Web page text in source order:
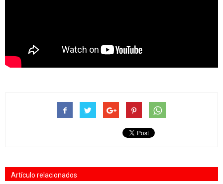
Artículo relacionados